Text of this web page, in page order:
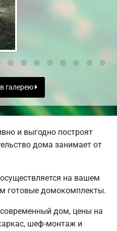
галерею
и выгодно построят
дома занимает от
на вашем
готовые домокомплекты.
дом, цены на
шеф-монтаж и